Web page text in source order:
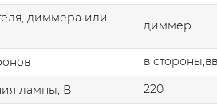
диммера или
диммер
в
лампы, В
220